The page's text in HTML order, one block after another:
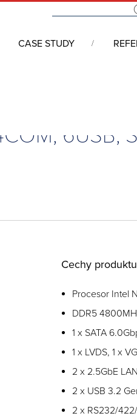
CASE STUDY
6USB,
Cechy
Procesor Intel
DDR5
1 x SATA
1 x LVDS, 1 x
2 x 2.5GbE LAN
2 x USB 3.2
2 x RS232/